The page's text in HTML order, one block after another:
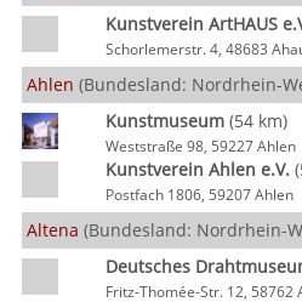
Kunstverein ArtHAUS
Schorlemerstr. 4, 48683
Ahlen (Bundesland: Nordrhein-
Kunstmuseum(54 km)
Weststraße 98, 59227 Ahlen
Kunstverein Ahlen e.V.
Postfach 1806, 59207 Ahlen
Altena (Bundesland: Nordrhein-
Deutsches
Fritz-Thomée-Str. 12, 58762